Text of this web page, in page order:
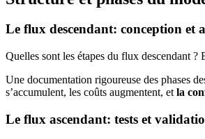
Le flux descendant: conception et
Quelles sont les étapes du flux descendant ?
Une documentation rigoureuse des phases
s’accumulent, les coûts augmentent, et la
Le flux ascendant: tests et